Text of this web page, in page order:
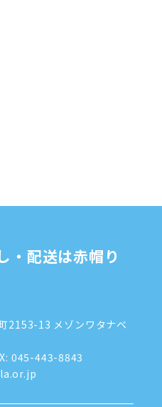
・配送は赤帽り
2153-13 メゾンワタナベ
045-443-8843